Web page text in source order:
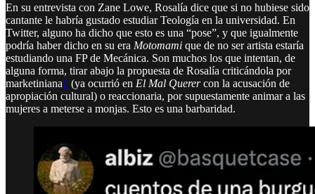
En su entrevista con Zane Lowe, Rosalía dice que si no hubiese sido
cantante le habría gustado estudiar Teología en la universidad. En
Twitter, alguno ha dicho que esto es una “pose”, y que igualmente
podría haber dicho en su era Motomami que de no ser artista estaría
estudiando una FP de Mecánica. Son muchos los que intentan, de
alguna forma, tirar abajo la propuesta de Rosalía criticándola por
marketiniana1 (ya ocurrió en El Mal Querercon la acusación de
apropiación cultural) o reaccionaria, por supuestamente animar a las
mujeres a meterse a monjas. Esto es una barbaridad.